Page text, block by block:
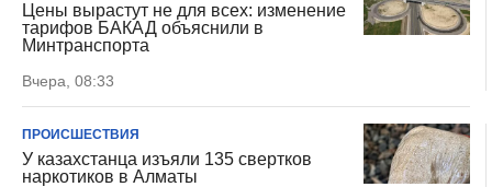
Цены вырастут не для всех: изменение
тарифов БАКАД объяснили в
Минтранспорта
Вчера, 08:33
ПРОИСШЕСТВИЯ
У казахстанца изъяли 135 свертков
наркотиков в Алматы